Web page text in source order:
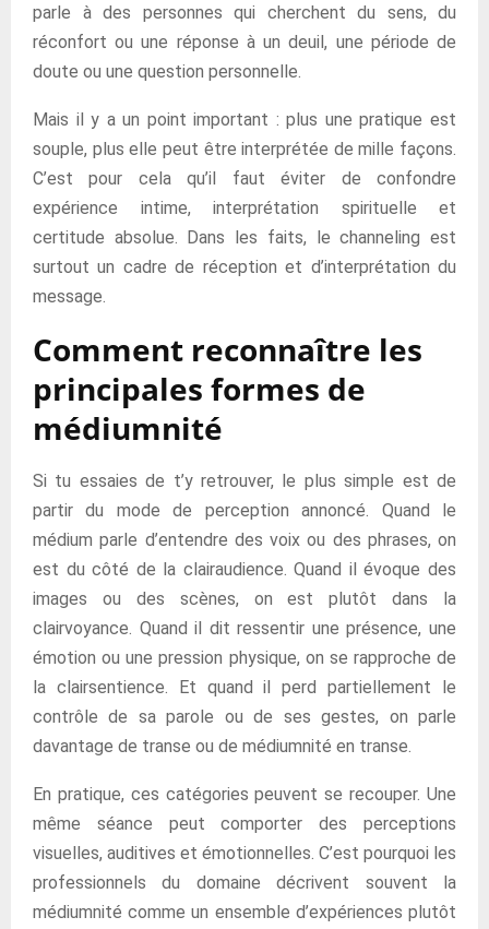
parle à des personnes qui cherchent du sens, du
réconfort ou une réponse à un deuil, une période de
doute ou une question personnelle.
Mais il y a un point important : plus une pratique est
souple, plus elle peut être interprétée de mille façons.
C’est pour cela qu’il faut éviter de confondre
expérience intime, interprétation spirituelle et
certitude absolue. Dans les faits, le channeling est
surtout un cadre de réception et d’interprétation du
message.
Comment reconnaître les
principales formes de
médiumnité
Si tu essaies de t’y retrouver, le plus simple est de
partir du mode de perception annoncé. Quand le
médium parle d’entendre des voix ou des phrases, on
est du côté de la clairaudience. Quand il évoque des
images ou des scènes, on est plutôt dans la
clairvoyance. Quand il dit ressentir une présence, une
émotion ou une pression physique, on se rapproche de
la clairsentience. Et quand il perd partiellement le
contrôle de sa parole ou de ses gestes, on parle
davantage de transe ou de médiumnité en transe.
En pratique, ces catégories peuvent se recouper. Une
même séance peut comporter des perceptions
visuelles, auditives et émotionnelles. C’est pourquoi les
professionnels du domaine décrivent souvent la
médiumnité comme un ensemble d’expériences plutôt